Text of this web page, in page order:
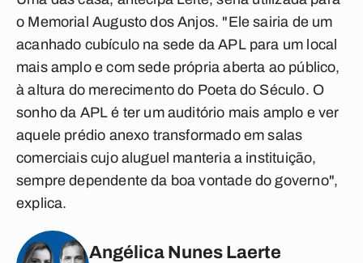
o Memorial Augusto dos Anjos. "Ele sairia de um
acanhado cubículo na sede da APL para um local
mais amplo e com sede própria aberta ao público,
à altura do merecimento do Poeta do Século. O
sonho da APL é ter um auditório mais amplo e ver
aquele prédio anexo transformado em salas
comerciais cujo aluguel manteria a instituição,
sempre dependente da boa vontade do governo",
explica.
Angélica Nunes Laerte